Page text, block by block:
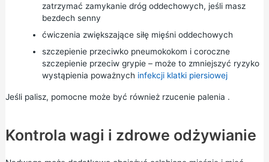
zatrzymać zamykanie dróg oddechowych, jeśli masz
bezdech senny
ćwiczenia zwiększające siłę mięśni oddechowych
szczepienie przeciwko pneumokokom i coroczne
szczepienie przeciw grypie– może to zmniejszyć ryzyko
wystąpienia poważnych infekcji klatki piersiowej
Jeśli palisz, pomocne może być również rzucenie palenia .
Kontrola wagi i zdrowe odżywianie